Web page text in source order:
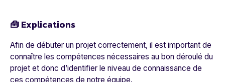
🧰 Explications
Afin de débuter un projet correctement, il est important de
connaître les compétences nécessaires au bon déroulé du
projet et donc d’identifier le niveau de connaissance de
ces compétences de notre équipe.